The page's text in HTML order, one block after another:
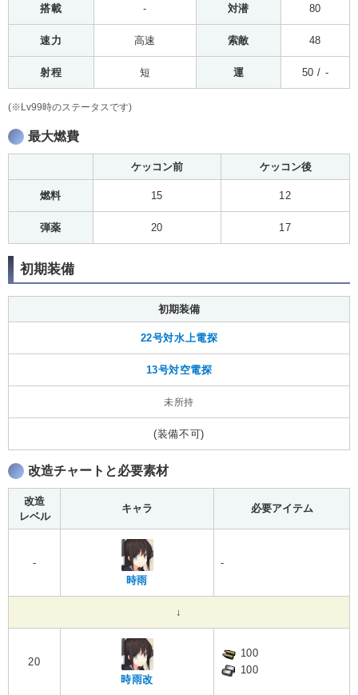
搭載 - 対潜 80
速力 高速 索敵 48
射程 短 運 50 / -
(※Lv99時のステータスです)
最大燃費
ケッコン前 ケッコン後
燃料 15 12
弾薬 20 17
初期装備
初期装備
22号対水上電探
13号対空電探
未所持
(装備不可)
改造チャートと必要素材
改造
レベル
キャラ 必要アイテム
-
時雨
-
↓
20
時雨改
100
100